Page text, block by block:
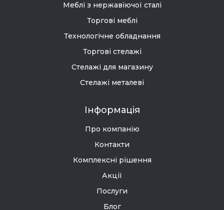
Меблі з нержавіючої сталі
Торгові меблі
Технологічне обладнання
Торгові стелажі
Стелажі для магазину
Стелажі металеві
Інформація
Про компанію
Контакти
Комплексні рішення
Акції
Послуги
Блог